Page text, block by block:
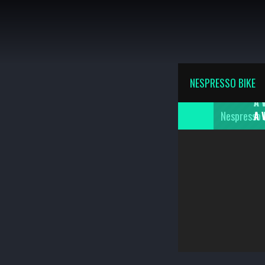
NESPRESSO BIKE
Nespresso